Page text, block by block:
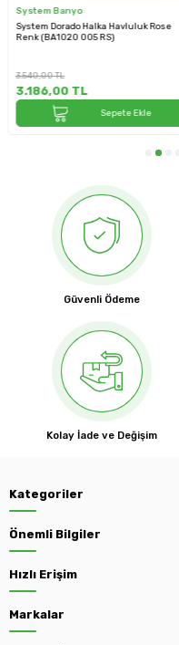
System Banyo
System Dorado Halka Havluluk Rose
Renk (BA1020 005 RS)
3.540,00TL
3.186,00TL
Sepete Ekle
Güvenli Ödeme
Kolay İade ve Değişim
Kategoriler
Önemli Bilgiler
Hızlı Erişim
Markalar